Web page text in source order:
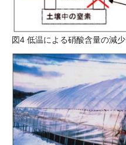
図4 低温による硝酸含量の減少